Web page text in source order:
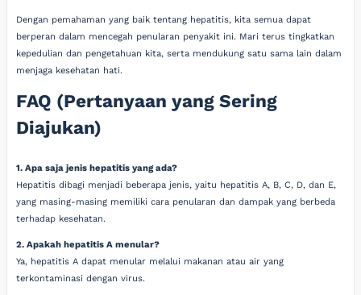
Dengan pemahaman yang baik tentang hepatitis, kita semua dapat
berperan dalam mencegah penularan penyakit ini. Mari terus tingkatkan
kepedulian dan pengetahuan kita, serta mendukung satu sama lain dalam
menjaga kesehatan hati.
FAQ (Pertanyaan yang Sering
Diajukan)
1. Apa saja jenis hepatitis yang ada?
Hepatitis dibagi menjadi beberapa jenis, yaitu hepatitis A, B, C, D, dan E,
yang masing-masing memiliki cara penularan dan dampak yang berbeda
terhadap kesehatan.
2. Apakah hepatitis A menular?
Ya, hepatitis A dapat menular melalui makanan atau air yang
terkontaminasi dengan virus.